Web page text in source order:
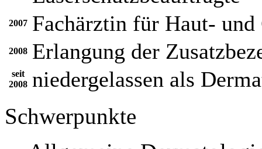
2007 Fachärztin für Haut- und
2008 Erlangung der
seit
2008 niedergelassen als
Schwerpunkte